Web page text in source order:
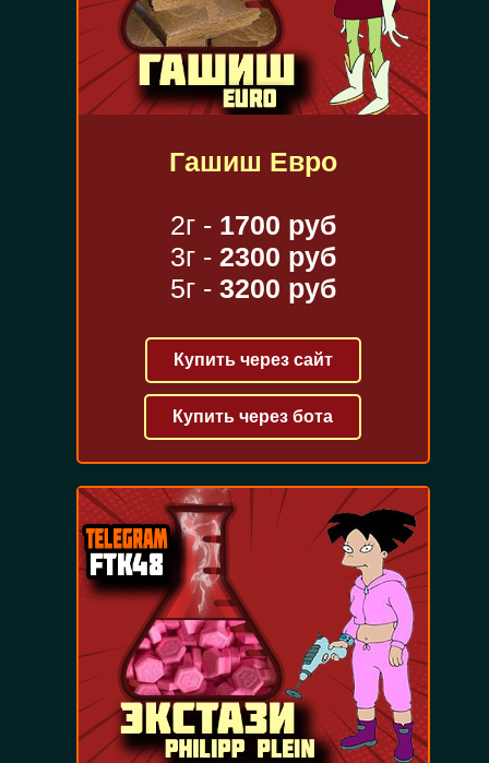
Гашиш Евро
2г - 1700 руб
3г - 2300 руб
5г - 3200 руб
Купить через сайт
Купить через бота